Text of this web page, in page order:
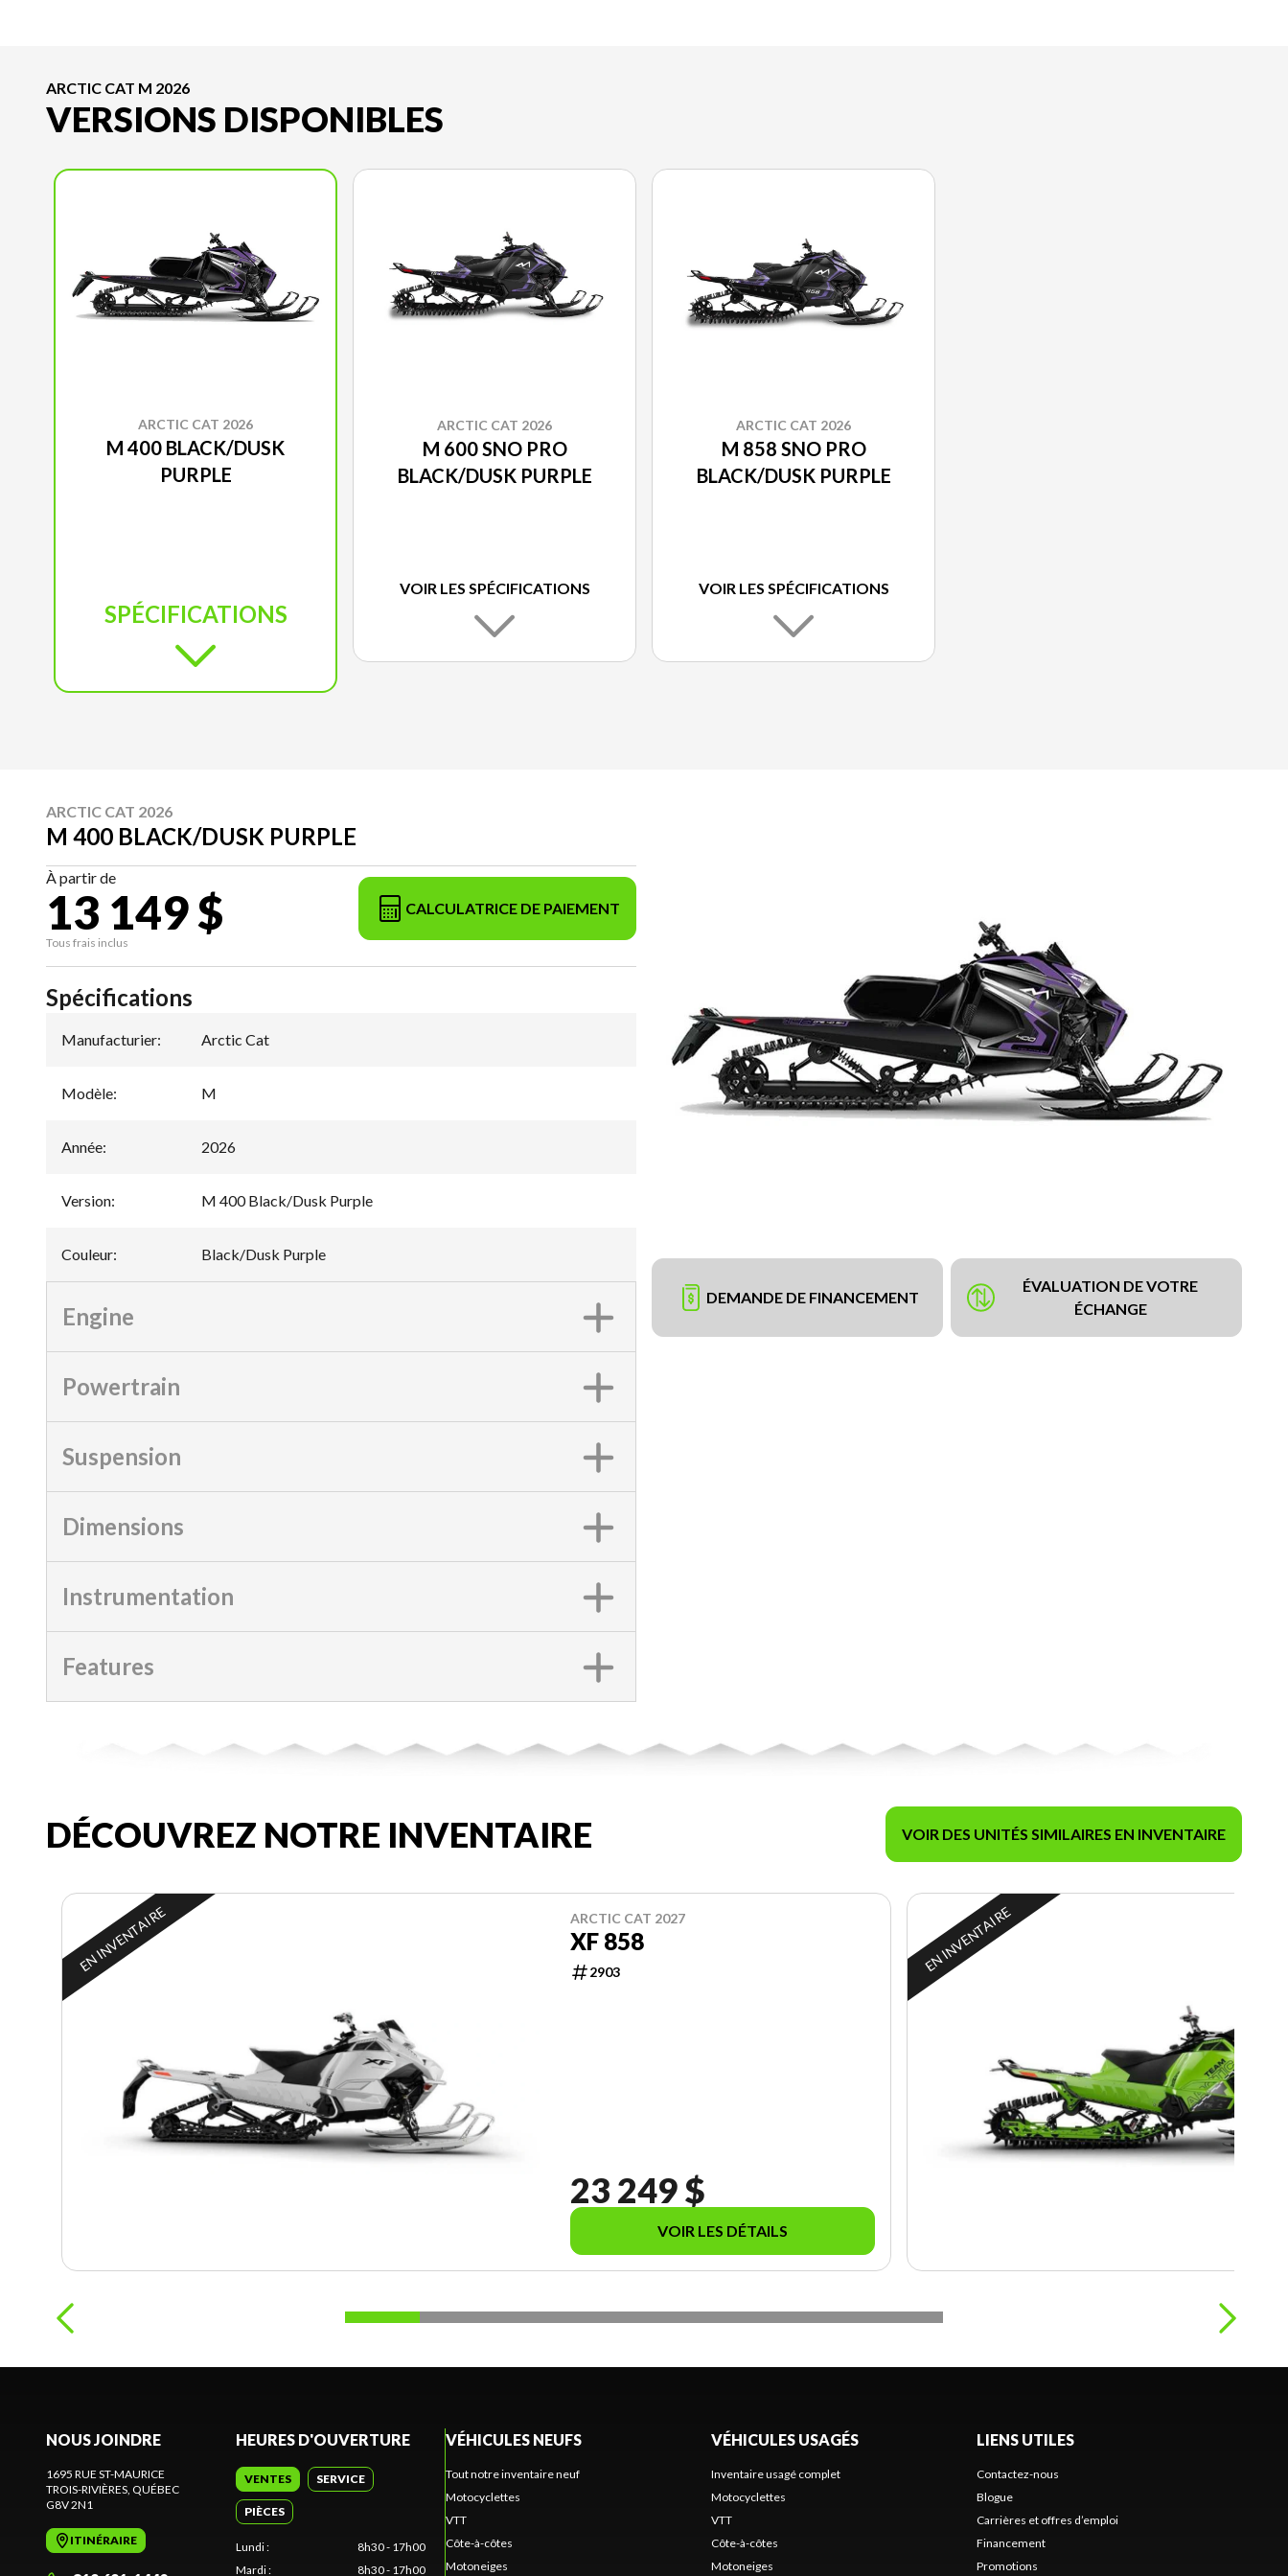
ARCTIC CAT M 2026
VERSIONS DISPONIBLES
ARCTIC CAT 2026
M 400 BLACK/DUSK
PURPLE
SPÉCIFICATIONS
ARCTIC CAT 2026
M 600 SNO PRO
BLACK/DUSK PURPLE
VOIR LES SPÉCIFICATIONS
ARCTIC CAT 2026
M 858 SNO PRO
BLACK/DUSK PURPLE
VOIR LES SPÉCIFICATIONS
ARCTIC CAT 2026
M 400 BLACK/DUSK PURPLE
À partir de
13 149 $
Tous frais inclus
CALCULATRICE DE PAIEMENT
DEMANDE DE FINANCEMENT
ÉVALUATION DE VOTRE
ÉCHANGE
Spécifications
Manufacturier: Arctic Cat
Modèle: M
Année: 2026
Version: M 400 Black/Dusk Purple
Couleur: Black/Dusk Purple
Engine
Powertrain
Suspension
Dimensions
Instrumentation
Features
DÉCOUVREZ NOTRE INVENTAIRE VOIR DES UNITÉS SIMILAIRES EN INVENTAIRE
EN INVENTAIRE ARCTIC CAT 2027
XF 858
2903
23 249 $
VOIR LES DÉTAILS
EN INVENTAIRE
NOUS JOINDRE
1695 RUE ST-MAURICE
TROIS-RIVIÈRES, QUÉBEC
G8V 2N1
ITINÉRAIRE
HEURES D'OUVERTURE
VENTES SERVICE
PIÈCES
Lundi:
8h30 - 17h00
Mardi: 8h30 - 17h00
VÉHICULES NEUFS
Tout notre inventaire neuf
Motocyclettes
VTT
Côte-à-côtes
Motoneiges
VÉHICULES USAGÉS
Inventaire usagé complet
Motocyclettes
VTT
Côte-à-côtes
Motoneiges
LIENS UTILES
Contactez-nous
Blogue
Carrières et offres d’emploi
Financement
Promotions